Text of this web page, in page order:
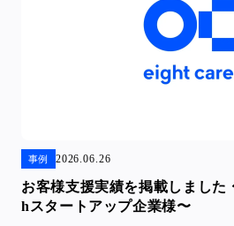
事例 2026.06.26
お客様支援実績を掲載しました
hスタートアップ企業様〜